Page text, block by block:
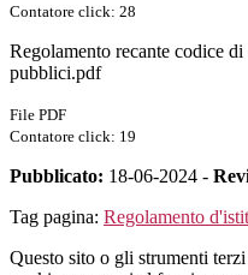
Contatore click: 28
Regolamento recante codice
pubblici.pdf
File PDF
Contatore click: 19
Pubblicato: 18-06-2024 -
Tag pagina: Regolamento
Questo sito o gli strumenti